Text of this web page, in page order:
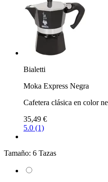
Bialetti
Moka Express Negra
Cafetera clásica en color
35,49 €
5.0 (1)
Tamaño: 6 Tazas